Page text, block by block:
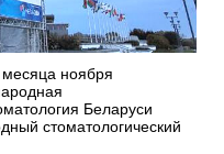
ноября
Беларуси
стоматологический